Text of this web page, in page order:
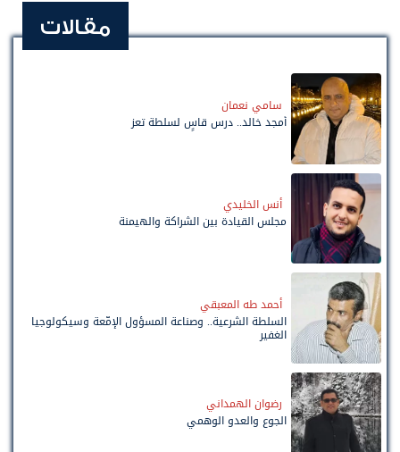
مقالات
سامي نعمان
أمجد خالد.. درس قاسٍ لسلطة تعز
أنس الخليدي
مجلس القيادة بين الشراكة والهيمنة
أحمد طه المعبقي
السلطة الشرعية.. وصناعة المسؤول الإمّعة وسيكولوجيا
الغفير
رضوان الهمداني
الجوع والعدو الوهمي